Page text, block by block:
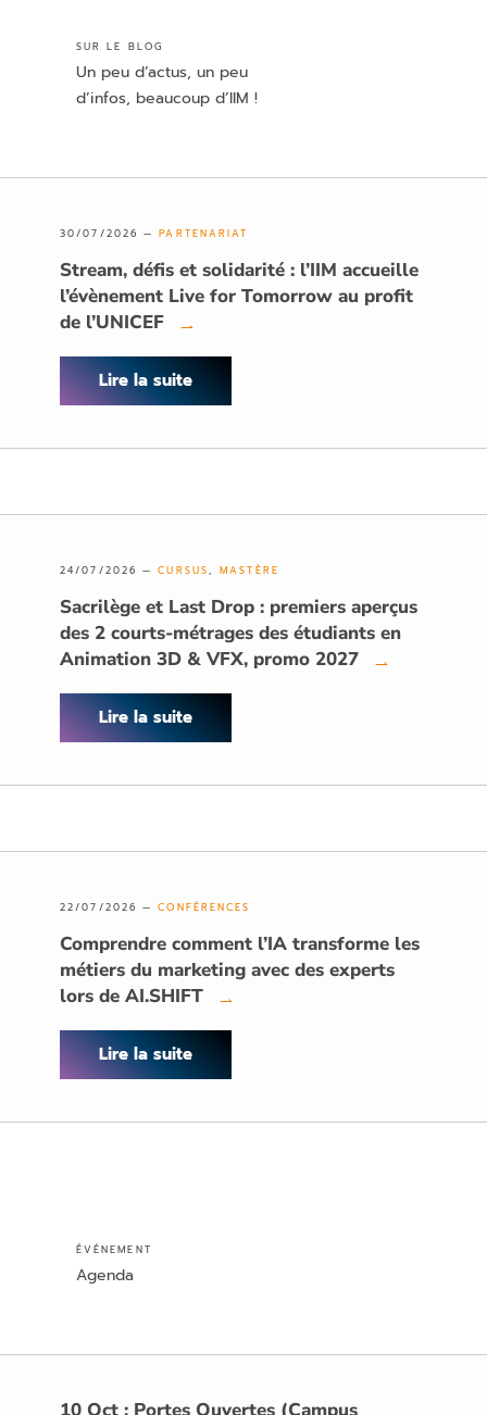
SUR LE BLOG
Un peu d’actus, un peu
d’infos, beaucoup d’IIM !
30/07/2026 —PARTENARIAT
Stream, défis et solidarité : l’IIM accueille
l’évènement Live for Tomorrow au profit
de l’UNICEF
→
Lire la suite
24/07/2026 —CURSUS,MASTÈRE
Sacrilège et Last Drop : premiers aperçus
des 2 courts-métrages des étudiants en
Animation 3D & VFX, promo 2027
→
Lire la suite
22/07/2026 —CONFÉRENCES
Comprendre comment l’IA transforme les
métiers du marketing avec des experts
lors de AI.SHIFT
→
Lire la suite
ÉVÉNEMENT
Agenda